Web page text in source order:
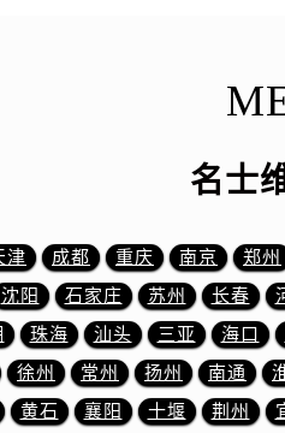
区中街路83号亨得利名表维修
门外大街甲6号华熙国际中心D
安街1号王府井东方广场W3座6
尔市临河区新华街名士售后服
青山区幸福路甲3号王府井百
红山区哈达街名士售后服务中
斯市东胜区伊金霍洛街名士售
尔市海拉尔区中央街名士售后
名士
津 成都 重庆 南京 郑州
沈阳 石家庄 苏州 长春
珠海 汕头 三亚 海口
徐州 常州 扬州 南通
黄石 襄阳 十堰 荆州